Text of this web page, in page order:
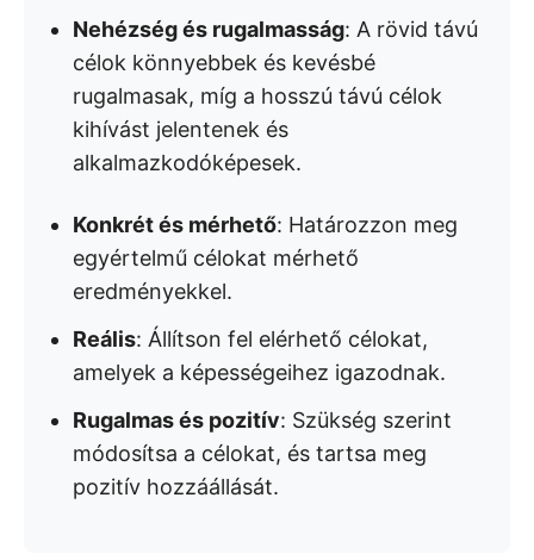
Nehézség és rugalmasság: A rövid távú
célok könnyebbek és kevésbé
rugalmasak, míg a hosszú távú célok
kihívást jelentenek és
alkalmazkodóképesek.
Konkrét és mérhető: Határozzon meg
egyértelmű célokat mérhető
eredményekkel.
Reális: Állítson fel elérhető célokat,
amelyek a képességeihez igazodnak.
Rugalmas és pozitív: Szükség szerint
módosítsa a célokat, és tartsa meg
pozitív hozzáállását.